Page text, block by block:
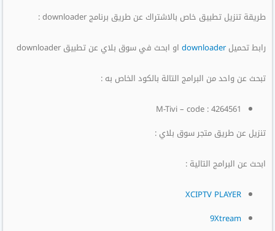
طريقة تنزيل تطبيق خاص بالاشتراك عن طريق برنامج downloader :
رابط تحميلdownloader او ابحث في سوق بلاي عن تطبيق downloader
تبحث عن واحد من البرامج التالة بالكود الخاص به :
M-Tivi – code : 4264561
تنزيل عن طريق متجر سوق بلاي :
ابحث عن البرامج التالية :
XCIPTV PLAYER
9Xtream